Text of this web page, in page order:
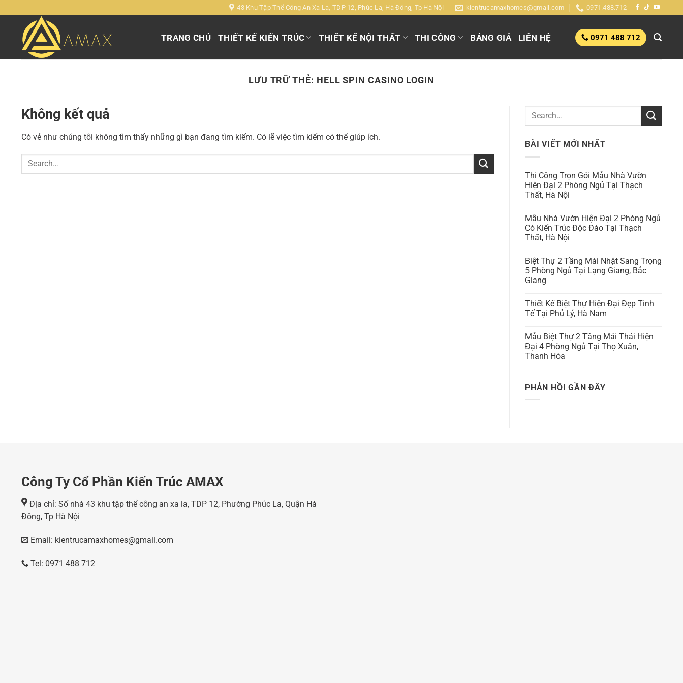
đến
43 Khu Tập Thể Công An Xa La, TDP 12, Phúc La, Hà Đông, Tp Hà Nội kientrucamaxhomes@gmail.com 0971.488.712
TRANG CHỦ THIẾT KẾ KIẾN TRÚC THIẾT KẾ NỘI THẤT THI CÔNG BẢNG GIÁ LIÊN HỆ 0971 488 712
LƯU TRỮ THẺ: HELL SPIN CASINO LOGIN
Không kết quả
Có vẻ như chúng tôi không tìm thấy những gì bạn đang tìm kiếm. Có lẽ việc tìm kiếm có thể giúp ích.
BÀI VIẾT MỚI NHẤT
Thi Công Trọn Gói Mẫu Nhà Vườn
Hiện Đại 2 Phòng Ngủ Tại Thạch
Thất, Hà Nội
Mẫu Nhà Vườn Hiện Đại 2 Phòng Ngủ
Có Kiến Trúc Độc Đáo Tại Thạch
Thất, Hà Nội
Biệt Thự 2 Tầng Mái Nhật Sang Trọng
5 Phòng Ngủ Tại Lạng Giang, Bắc
Giang
Thiết Kế Biệt Thự Hiện Đại Đẹp Tinh
Tế Tại Phủ Lý, Hà Nam
Mẫu Biệt Thự 2 Tầng Mái Thái Hiện
Đại 4 Phòng Ngủ Tại Thọ Xuân,
Thanh Hóa
PHẢN HỒI GẦN ĐÂY
Công Ty Cổ Phần Kiến Trúc AMAX
Địa chỉ: Số nhà 43 khu tập thể công an xa la, TDP 12, Phường Phúc La, Quận Hà
Đông, Tp Hà Nội
Email: kientrucamaxhomes@gmail.com
Tel: 0971 488 712